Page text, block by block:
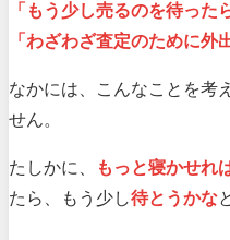
「もう少し売るのを待った
「わざわざ査定のために外
なかには、こんなことを考
せん。
たしかに、 もっと寝かせれ
たら、もう少し待とうかな